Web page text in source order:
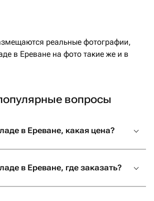
реальные фотографии,
в Ереване на фото такие же и в
вопросы
в Ереване, какая цена?
в Ереване, где заказать?